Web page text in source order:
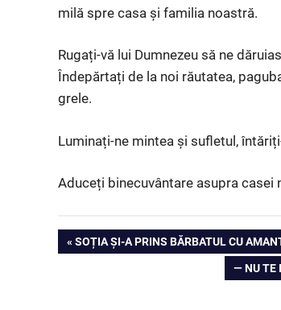
milă spre casa și familia noastră.
Rugați-vă lui Dumnezeu să ne
Îndepărtați de la noi răutatea,
grele.
Luminați-ne mintea și sufletul,
Aduceți binecuvântare asupra casei
PREVIOUS
SOȚIA ȘI-A PRINS BĂRBATUL CU
NEXT
— NU TE